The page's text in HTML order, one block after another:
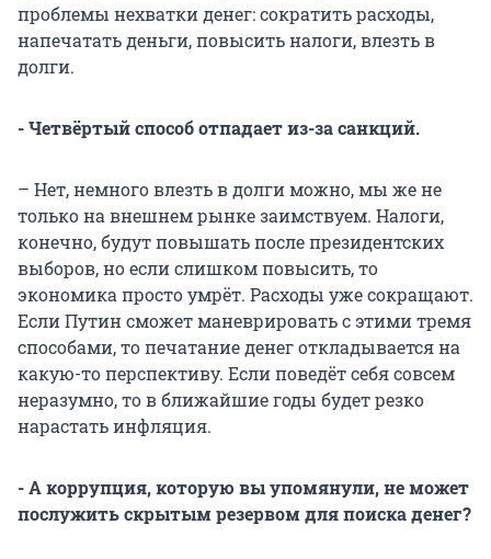
проблемы нехватки денег: сократить расходы,
напечатать деньги, повысить налоги, влезть в
долги.
- Четвёртый способ отпадает из-за санкций.
– Нет, немного влезть в долги можно, мы же не
только на внешнем рынке заимствуем. Налоги,
конечно, будут повышать после президентских
выборов, но если слишком повысить, то
экономика просто умрёт. Расходы уже сокращают.
Если Путин сможет маневрировать с этими тремя
способами, то печатание денег откладывается на
какую-то перспективу. Если поведёт себя совсем
неразумно, то в ближайшие годы будет резко
нарастать инфляция.
- А коррупция, которую вы упомянули, не может
послужить скрытым резервом для поиска денег?